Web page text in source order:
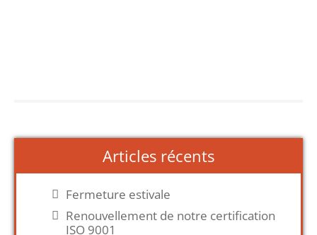
Articles récents
Fermeture estivale
Renouvellement de notre certification
ISO 9001